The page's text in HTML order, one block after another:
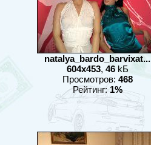
natalya_bardo_barvixat...
604x453, 46kБ
Просмотров: 468
Рейтинг: 1%